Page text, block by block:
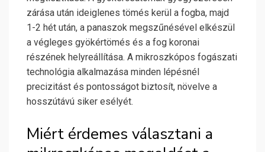
zárása után ideiglenes tömés kerül a fogba, majd
1-2 hét után, a panaszok megszűnésével elkészül
a végleges gyökértömés és a fog koronai
részének helyreállítása. A mikroszkópos fogászati
technológia alkalmazása minden lépésnél
precizitást és pontosságot biztosít, növelve a
hosszútávú siker esélyét.
Miért érdemes választani a